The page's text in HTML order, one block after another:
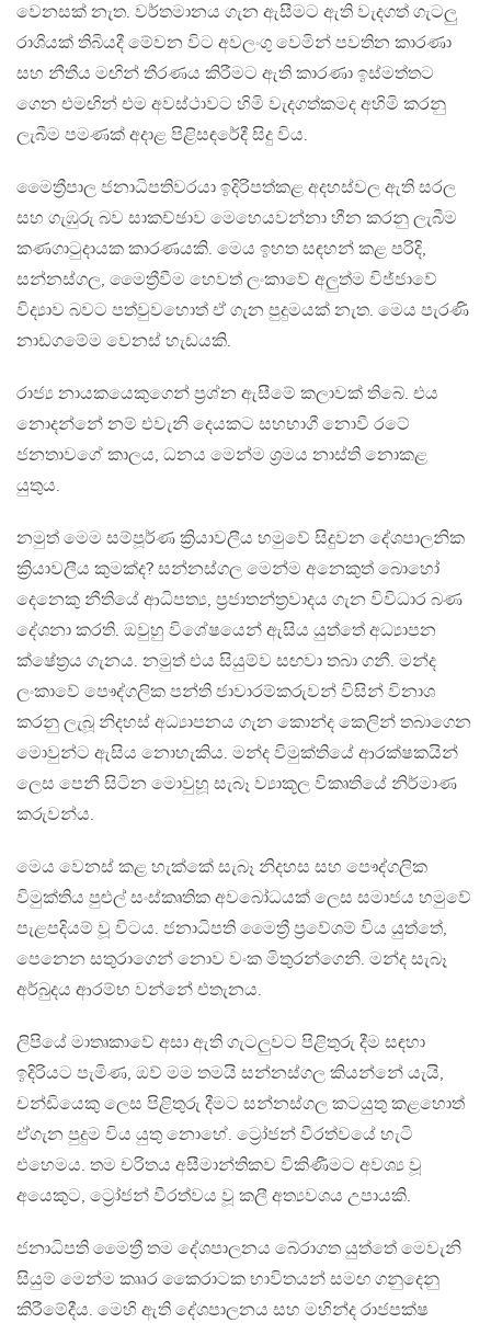
වෙනසක් නැත. වර්තමානය ගැන ඇසීමට ඇති වැදගත් ගැටලු
රාශියක් තිබියදී මේවන විට අවලංගු වෙමින් පවතින කාරණා
සහ නීතීය මඟින් තීරණය කිරීමට ඇති කාරණා ඉස්මත්තට
ගෙන එමඟින් එම අවස්ථාවට හිමි වැදගත්කමද අහිමි කරනු
ලැබීම පමණක් අදාළ පිළිසඳරේදී සිදු විය.
මෛත්‍රීපාල ජනාධිපතිවරයා ඉදිරිපත්කළ අදහස්වල ඇති සරල
සහ ගැඹුරු බව සාකච්ඡාව මෙහෙයවන්නා හීන කරනු ලැබීම
කණගාටුදායක කාරණයකි. මෙය ඉහත සඳහන් කළ පරිදි,
සන්නස්ගල, මෛත්‍රීවීම හෙවත් ලංකාවේ අලුත්ම විජ්ජාවේ
විද්‍යාව බවට පත්වුවහොත් ඒ ගැන පුදුමයක් නැත. මෙය පැරණි
නාඩගමේම වෙනස් හැඩයකි.
රාජ්‍ය නායකයෙකුගෙන් ප්‍රශ්න ඇසීමේ කලාවක් තිබේ. එය
නොදන්නේ නම් එවැනි දෙයකට සහභාගී නොවී රටේ
ජනතාවගේ කාලය, ධනය මෙන්ම ශ්‍රමය නාස්ති නොකළ
යුතුය.
නමුත් මෙම සම්පූර්ණ ක්‍රියාවලීය හමුවේ සිදුවන දේශපාලනික
ක්‍රියාවලීය කුමක්ද? සන්නස්ගල මෙන්ම අනෙකුත් බොහෝ
දෙනෙකු නීතියේ ආධිපත්‍ය, ප්‍රජාතන්ත්‍රවාදය ගැන විවිධාර බණ
දේශනා කරති. ඔවුහු විශේෂයෙන් ඇසිය යුත්තේ අධ්‍යාපන
ක්ෂේත්‍රය ගැනය. නමුත් එය සියුම්ව සඟවා තබා ගනී. මන්ද
ලංකාවේ පෞද්ගලික පන්ති ජාවාරම්කරුවන් විසින් විනාශ
කරනු ලැබූ නිදහස් අධ්‍යාපනය ගැන කොන්ද කෙලින් තබාගෙන
මොවුන්ට ඇසිය නොහැකිය. මන්ද විමුක්තියේ ආරක්ෂකයින්
ලෙස පෙනී සිටින මොවුහූ සැබෑ ව්‍යාකූල විකෘතියේ නිර්මාණ
කරුවන්ය.
මෙය වෙනස් කළ හැක්කේ සැබෑ නිදහස සහ පෞද්ගලික
විමුක්තිය පුළුල් සංස්කෘතික අවබෝධයක් ලෙස සමාජය හමුවේ
පැළපදියම් වූ විටය. ජනාධිපති මෛත්‍රී ප්‍රවේශම් විය යුත්තේ,
පෙනෙන සතුරාගෙන් නොව වංක මිතුරන්ගෙනි. මන්ද සැබෑ
අර්බුදය ආරම්භ වන්නේ එතැනය.
ලිපියේ මාතෘකාවේ අසා ඇති ගැටලුවට පිළිතුරු දීම සඳහා
ඉදිරියට පැමිණ, ඔව් මම තමයි සන්නස්ගල කියන්නේ යැයි,
චන්ඩියෙකු ලෙස පිළිතුරු දීමට සන්නස්ගල කටයුතු කළහොත්
ඒගැන පුදුම විය යුතු නොහේ. ට්‍රෝජන් වීරත්වයේ හැටි
එහෙමය. තම චරිතය අසීමාන්තිකව විකිණීමට අවශ්‍ය වූ
අයෙකුට, ට්‍රෝජන් වීරත්වය වූ කලී අත්‍යවශය උපායකි.
ජනාධිපති මෛත්‍රී තම දේශපාලනය බේරාගත යුත්තේ මෙවැනි
සියුම් මෙන්ම කෲර කෛරාටක භාවිතයන් සමඟ ගනුදෙනු
කිරීමේදීය. මෙහි ඇති දේශපාලනය සහ මහින්ද රාජපක්ෂ